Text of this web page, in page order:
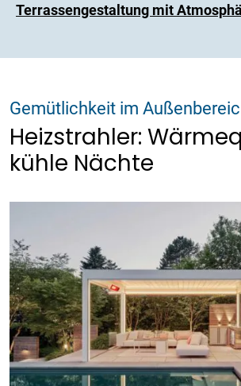
Terrassengestaltung mit
Gemütlichkeit im
Heizstrahler:
kühle Nächte